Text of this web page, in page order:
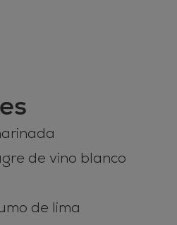
de vino blanco
de lima